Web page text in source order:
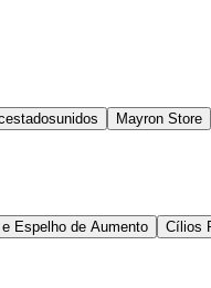
Mayron Store
Espelho de Aumento Cílios